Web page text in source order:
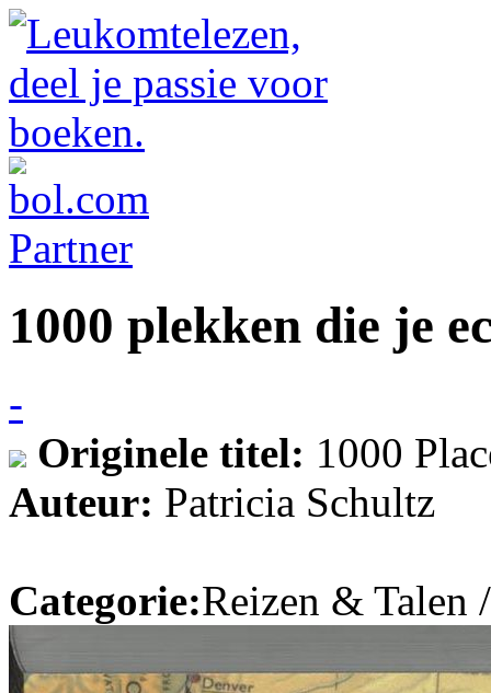
1000 plekken die je
-
Originele titel: 1000
Auteur: Patricia Schultz
Categorie:Reizen & Talen